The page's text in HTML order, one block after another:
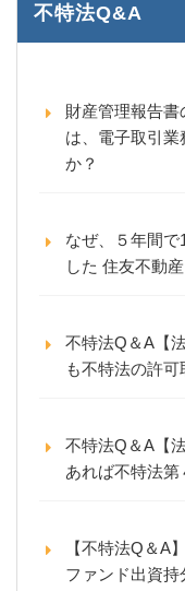
不特法Q&A
財産管理報告書
は、電子取引
か？
なぜ、５年間で
した 住友不動
不特法Q＆A【
も不特法の許可
不特法Q＆A【
あれば不特法第
【不特法Q＆A
ファンド出資